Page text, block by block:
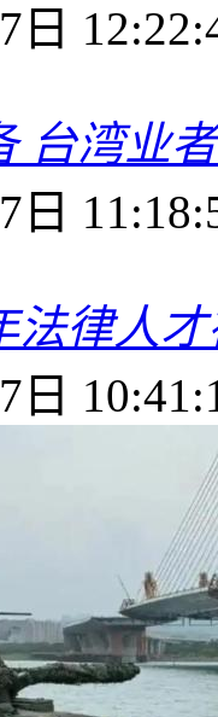
日
台湾业
日
法律人
日